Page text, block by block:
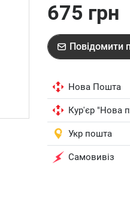
675 грн
Повідомити
Нова Пошта
Кур'єр "Нова
Укр пошта
Самовивіз